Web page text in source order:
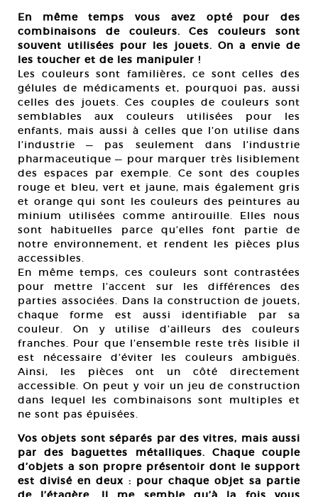
En même temps vous avez opté pour des
combinaisons de couleurs. Ces couleurs sont
souvent utilisées pour les jouets. On a envie de
les toucher et de les manipuler !
Les couleurs sont familières, ce sont celles des
gélules de médicaments et, pourquoi pas, aussi
celles des jouets. Ces couples de couleurs sont
semblables aux couleurs utilisées pour les
enfants, mais aussi à celles que l’on utilise dans
l’industrie — pas seulement dans l’industrie
pharmaceutique — pour marquer très lisiblement
des espaces par exemple. Ce sont des couples
rouge et bleu, vert et jaune, mais également gris
et orange qui sont les couleurs des peintures au
minium utilisées comme antirouille. Elles nous
sont habituelles parce qu’elles font partie de
notre environnement, et rendent les pièces plus
accessibles.
En même temps, ces couleurs sont contrastées
pour mettre l’accent sur les différences des
parties associées. Dans la construction de jouets,
chaque forme est aussi identifiable par sa
couleur. On y utilise d’ailleurs des couleurs
franches. Pour que l’ensemble reste très lisible il
est nécessaire d’éviter les couleurs ambiguës.
Ainsi, les pièces ont un côté directement
accessible. On peut y voir un jeu de construction
dans lequel les combinaisons sont multiples et
ne sont pas épuisées.
Vos objets sont séparés par des vitres, mais aussi
par des baguettes métalliques. Chaque couple
d’objets a son propre présentoir dont le support
est divisé en deux : pour chaque objet sa partie